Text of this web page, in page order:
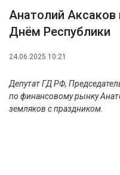
Анатолий
Днём Республики
24.06.2025 10:21
Депутат ГД РФ,
по финансовому рынку
земляков с праздником.